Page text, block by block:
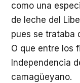
como una
de leche del
pues se trataba
O que entre los
Independencia
camagüeyano.